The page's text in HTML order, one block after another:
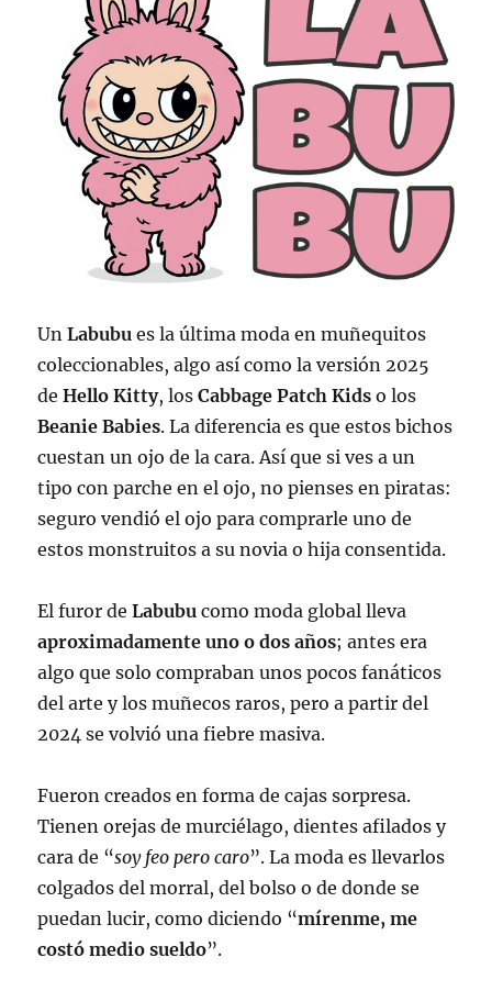
UnLabubues la última moda en muñequitos
coleccionables, algo así como la versión 2025
deHello Kitty, losCabbage Patch Kids o los
Beanie Babies. La diferencia es que estos bichos
cuestan un ojo de la cara. Así que si ves a un
tipo con parche en el ojo, no pienses en piratas:
seguro vendió el ojo para comprarle uno de
estos monstruitos a su novia o hija consentida.
El furor deLabubu como moda global lleva
aproximadamente uno o dos años; antes era
algo que solo compraban unos pocos fanáticos
del arte y los muñecos raros, pero a partir del
2024 se volvió una fiebre masiva.
Fueron creados en forma de cajas sorpresa.
Tienen orejas de murciélago, dientes afilados y
cara de “soy feo pero caro”. La moda es llevarlos
colgados del morral, del bolso o de donde se
puedan lucir, como diciendo “mírenme, me
costó medio sueldo”.